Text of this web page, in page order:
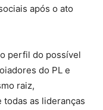
após o ato
perfil do possível
do PL e
raiz,
as lideranças